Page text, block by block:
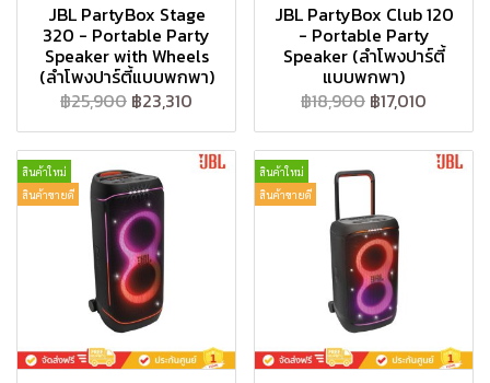
JBL PartyBox Stage
320 - Portable Party
Speaker with Wheels
(ลำโพงปาร์ตี้แบบพกพา)
฿25,900 ฿23,310
JBL PartyBox Club 120
- Portable Party
Speaker (ลำโพงปาร์ตี้
แบบพกพา)
฿18,900 ฿17,010
สินค้าใหม่
สินค้าขายดี
สินค้าใหม่
สินค้าขายดี